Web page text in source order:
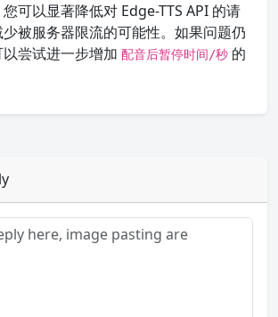
可以显著降低对 Edge-TTS API 的请
被服务器限流的可能性。如果问题仍
尝试进一步增加 配音后暂停时间/秒 的